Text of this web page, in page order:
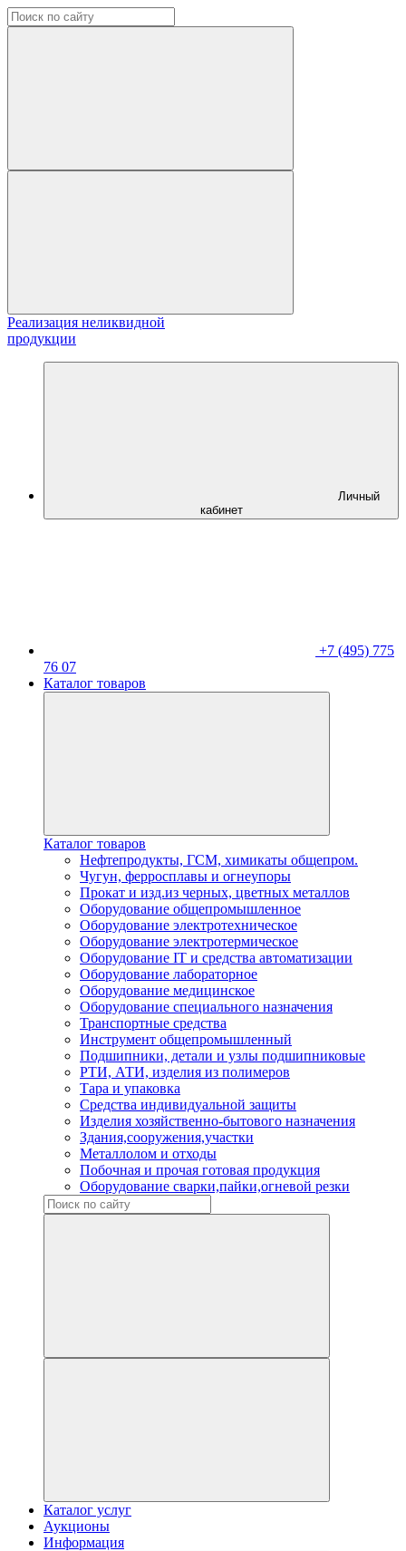
Реализация неликвидной
продукции
Личный
кабинет
+7 (495) 775
76 07
Каталог товаров
Каталог товаров
Нефтепродукты, ГСМ, химикаты общепром.
Чугун, ферросплавы и огнеупоры
Прокат и изд.из черных, цветных металлов
Оборудование общепромышленное
Оборудование электротехническое
Оборудование электротермическое
Оборудование IT и средства автоматизации
Оборудование лабораторное
Оборудование медицинское
Оборудование специального назначения
Транспортные средства
Инструмент общепромышленный
Подшипники, детали и узлы подшипниковые
РТИ, АТИ, изделия из полимеров
Тара и упаковка
Средства индивидуальной защиты
Изделия хозяйственно-бытового назначения
Здания,сооружения,участки
Металлолом и отходы
Побочная и прочая готовая продукция
Оборудование сварки,пайки,огневой резки
Каталог услуг
Аукционы
Информация